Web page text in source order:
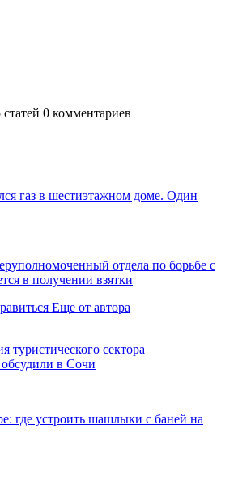
0 комментариев
газ в шестиэтажном доме. Один
отдела по борьбе с
в получении взятки
Еще от автора
туристического сектора
обсудили в Сочи
где устроить шашлыки с баней на